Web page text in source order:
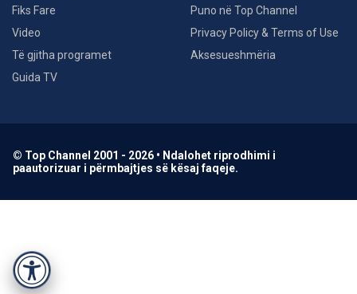
Fiks Fare
Video
Të gjitha programet
Guida TV
Puno në Top Channel
Privacy Policy & Terms of Use
Aksesueshmëria
© Top Channel 2001 - 2026 • Ndalohet riprodhimi i
paautorizuar i përmbajtjes së kësaj faqeje.